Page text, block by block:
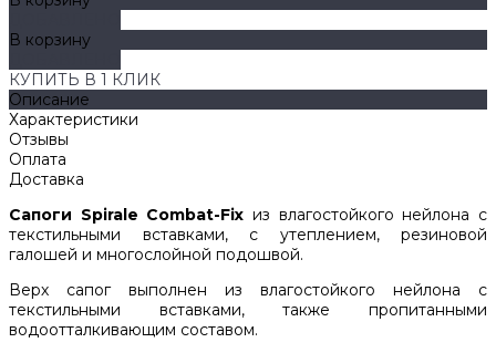
В корзину
КУПИТЬ В 1 КЛИК
Описание
Характеристики
Отзывы
Оплата
Доставка
Сапоги Spirale Combat-Fix из влагостойкого нейлона с
текстильными вставками, с утеплением, резиновой
галошей и многослойной подошвой.
Верх сапог выполнен из влагостойкого нейлона с
текстильными вставками, также пропитанными
водоотталкивающим составом.